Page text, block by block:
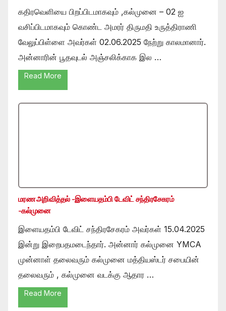
கதிரவெளியை பிறப்பிடமாகவும் ,கல்முனை – 02 ஐ
வசிப்பிடமாகவும் கொண்ட அமரர் திருமதி உருத்திராணி
வேலுப்பிள்ளை அவர்கள் 02.06.2025 நேற்று காலமானார்.
அன்னாரின் பூதவுடல் அஞ்சலிக்காக இல …
Read More
மரண அறிவித்தல் -இளையதம்பி டேவிட் சந்திரசேகரம்
-கல்முனை
இளையதம்பி டேவிட் சந்திரசேகரம் அவர்கள் 15.04.2025
இன்று இறைபதமடைந்தார். அன்னார் கல்முனை YMCA
முன்னாள் தலைவரும் கல்முனை மத்தியஸ்டர் சபையின்
தலைவரும் , கல்முனை வடக்கு ஆதார …
Read More